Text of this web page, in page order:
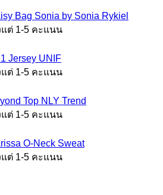
Bag Sonia by Sonia Rykiel
แต่ 1-5 คะแนน
Jersey UNIF
แต่ 1-5 คะแนน
Top NLY Trend
แต่ 1-5 คะแนน
O-Neck Sweat
แต่ 1-5 คะแนน